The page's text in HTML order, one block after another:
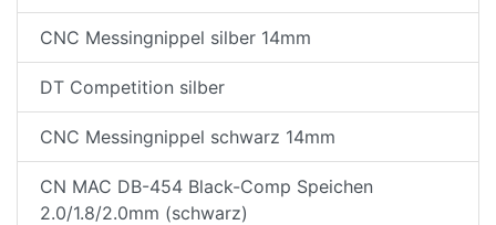
CNC Messingnippel silber 14mm
DT Competition silber
CNC Messingnippel schwarz 14mm
CN MAC DB-454 Black-Comp Speichen
2.0/1.8/2.0mm (schwarz)